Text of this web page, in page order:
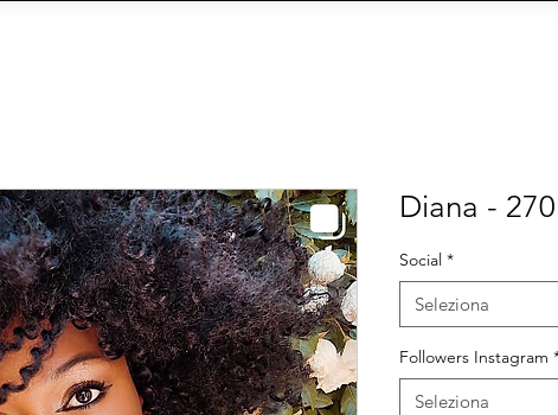
Diana - 270
Social *
Seleziona
Followers Instagram
Seleziona